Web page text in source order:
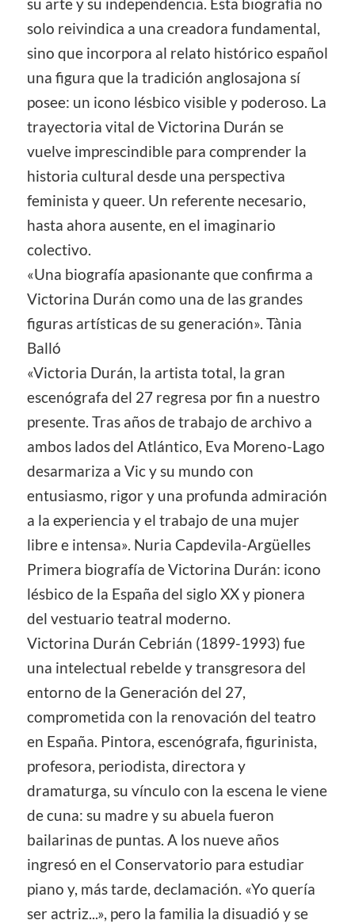
su arte y su independencia. Esta biografía no
solo reivindica a una creadora fundamental,
sino que incorpora al relato histórico español
una figura que la tradición anglosajona sí
posee: un icono lésbico visible y poderoso. La
trayectoria vital de Victorina Durán se
vuelve imprescindible para comprender la
historia cultural desde una perspectiva
feminista y queer. Un referente necesario,
hasta ahora ausente, en el imaginario
colectivo.
«Una biografía apasionante que confirma a
Victorina Durán como una de las grandes
figuras artísticas de su generación». Tània
Balló
«Victoria Durán, la artista total, la gran
escenógrafa del 27 regresa por fin a nuestro
presente. Tras años de trabajo de archivo a
ambos lados del Atlántico, Eva Moreno-Lago
desarmariza a Vic y su mundo con
entusiasmo, rigor y una profunda admiración
a la experiencia y el trabajo de una mujer
libre e intensa». Nuria Capdevila-Argüelles
Primera biografía de Victorina Durán: icono
lésbico de la España del siglo XX y pionera
del vestuario teatral moderno.
Victorina Durán Cebrián (1899-1993) fue
una intelectual rebelde y transgresora del
entorno de la Generación del 27,
comprometida con la renovación del teatro
en España. Pintora, escenógrafa, figurinista,
profesora, periodista, directora y
dramaturga, su vínculo con la escena le viene
de cuna: su madre y su abuela fueron
bailarinas de puntas. A los nueve años
ingresó en el Conservatorio para estudiar
piano y, más tarde, declamación. «Yo quería
ser actriz...», pero la familia la disuadió y se